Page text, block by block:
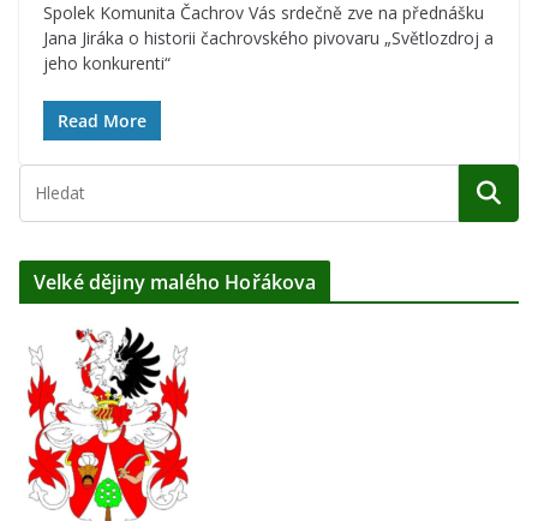
Spolek Komunita Čachrov Vás srdečně zve na přednášku
Jana Jiráka o historii čachrovského pivovaru „Světlozdroj a
jeho konkurenti“
Read More
Velké dějiny malého Hořákova